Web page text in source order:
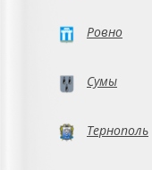
Ровно
Сумы
Тернополь